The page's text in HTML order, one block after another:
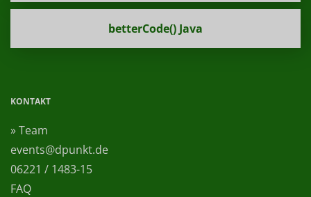
betterCode() Java
KONTAKT
» Team
events@dpunkt.de
06221 / 1483-15
FAQ